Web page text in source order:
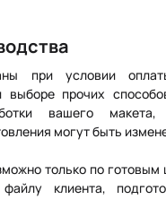
при условии
прочих
вашего
могут быть
только по
клиента,